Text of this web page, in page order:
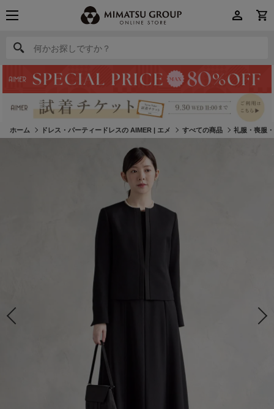
何かお探しですか？
何かお探しですか？
ホーム ドレス・パーティードレスの AIMER | エメ すべての商品 礼服・喪服